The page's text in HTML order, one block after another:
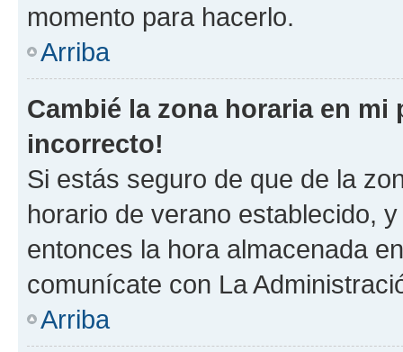
momento para hacerlo.
Arriba
Cambié la zona horaria en
incorrecto!
Si estás seguro de que de la
horario de verano establecido,
entonces la hora almacenada
comunícate con La
Arriba